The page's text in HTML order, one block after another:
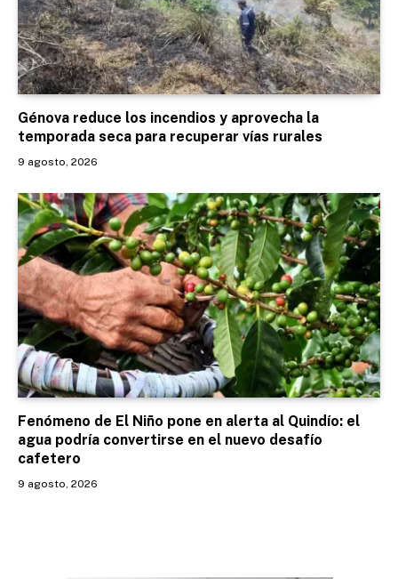
Génova reduce los incendios y aprovecha la
temporada seca para recuperar vías rurales
9 agosto, 2026
Fenómeno de El Niño pone en alerta al Quindío: el
agua podría convertirse en el nuevo desafío
cafetero
9 agosto, 2026